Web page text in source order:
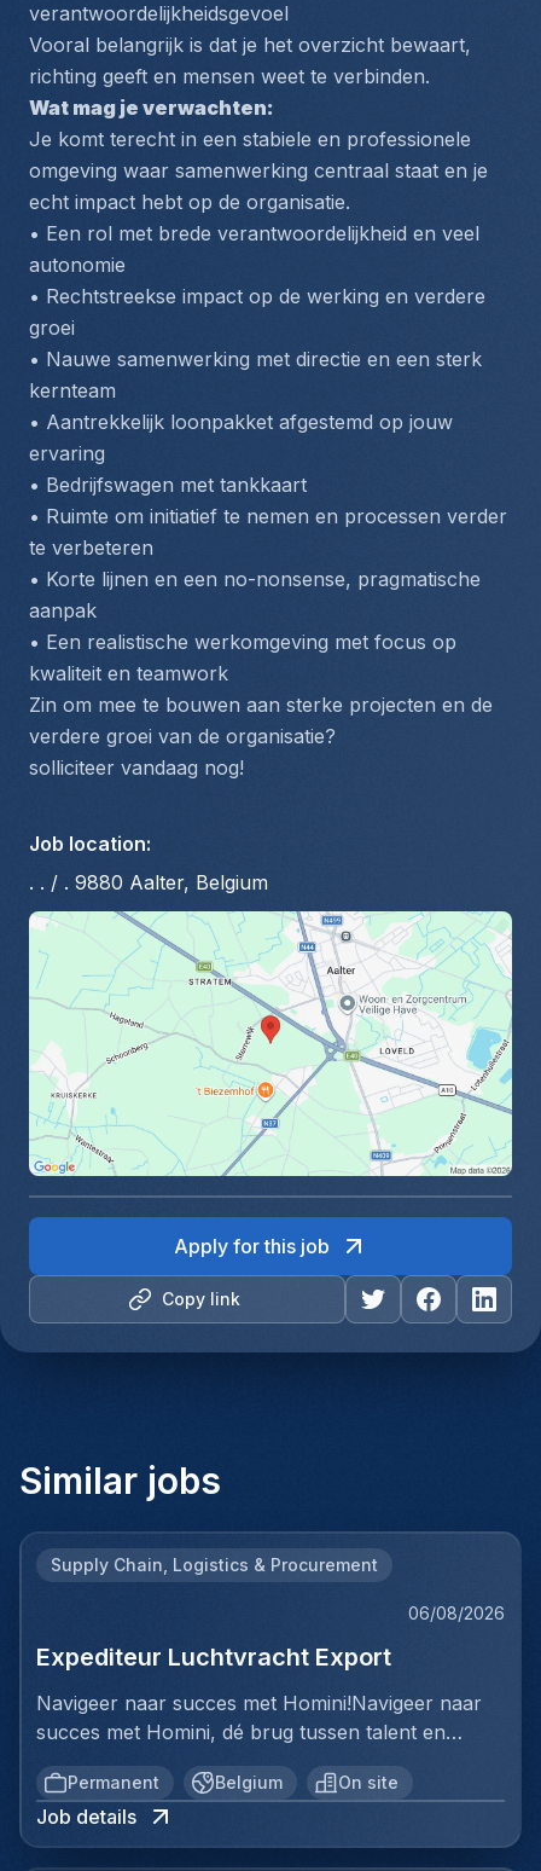
verantwoordelijkheidsgevoel
Vooral belangrijk is dat je het overzicht bewaart,
richting geeft en mensen weet te verbinden.
Wat mag je verwachten:
Je komt terecht in een stabiele en professionele
omgeving waar samenwerking centraal staat en je
echt impact hebt op de organisatie.
• Een rol met brede verantwoordelijkheid en veel
autonomie
• Rechtstreekse impact op de werking en verdere
groei
• Nauwe samenwerking met directie en een sterk
kernteam
• Aantrekkelijk loonpakket afgestemd op jouw
ervaring
• Bedrijfswagen met tankkaart
• Ruimte om initiatief te nemen en processen verder
te verbeteren
• Korte lijnen en een no-nonsense, pragmatische
aanpak
• Een realistische werkomgeving met focus op
kwaliteit en teamwork
Zin om mee te bouwen aan sterke projecten en de
verdere groei van de organisatie?
solliciteer vandaag nog!
Job location:
. . / . 9880 Aalter, Belgium
Copy link
Apply for this job
Similar jobs
Supply Chain, Logistics & Procurement
06/08/2026
Expediteur Luchtvracht Export
Navigeer naar succes met Homini!Navigeer naar
succes met Homini, dé brug tussen talent en
uitmuntende opportuniteiten binnen de
arbeidsmarkt. Als voorloper in wervingsdiensten,
matchen we toptalent met topbedrijven in diverse
sectoren. Met onze expertise en toewijding streven
Permanent Belgium On site
Job details